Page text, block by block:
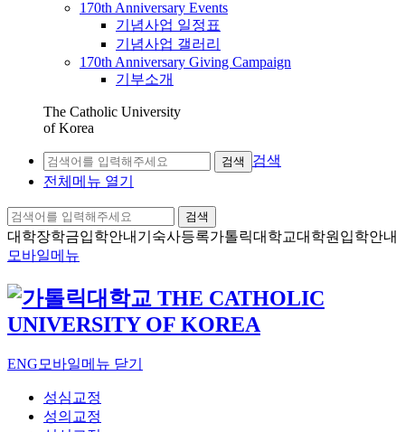
170th Anniversary Events
기념사업 일정표
기념사업 갤러리
170th Anniversary Giving Campaign
기부소개
The Catholic University
of Korea
검색
검색
전체메뉴 열기
검색
대학장학금입학안내 기숙사등록가톨릭대학교대학원입학안내
모바일메뉴
ENG 모바일메뉴 닫기
성심교정
성의교정